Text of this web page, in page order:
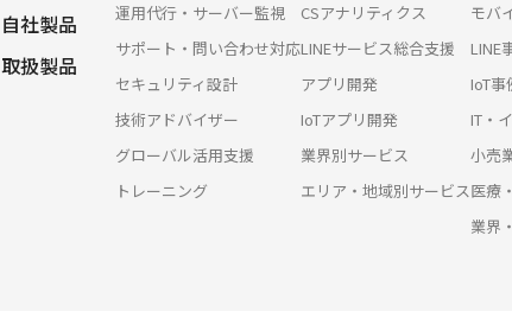
自社製品
取扱製品
運用代行・サーバー監視
サポート・問い合わせ対応
セキュリティ設計
技術アドバイザー
グローバル活用支援
トレーニング
CSアナリティクス
LINEサービス総合支援
アプリ開発
IoTアプリ開発
業界別サービス
エリア・地域別サービス
モバ
LINE
IoT事
IT・
小売
医療
業界